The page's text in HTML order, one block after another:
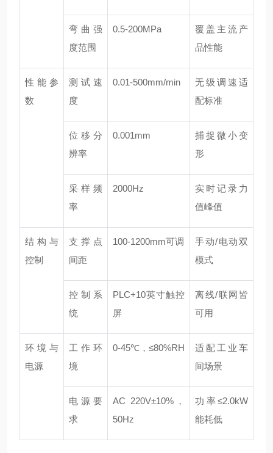
弯曲强
度范围
0.5-200MPa
覆盖主流产
品性能
性能参
数
测试速
度
0.01-500mm/min
无级调速适
配标准
位移分
辨率
0.001mm
捕捉微小变
形
采样频
率
2000Hz
实时记录力
值峰值
结构与
控制
支撑点
间距
100-1200mm可调
手动/电动双
模式
控制系
统
PLC+10英寸触控
屏
离线/联网皆
可用
环境与
电源
工作环
境
0-45℃，≤80%RH
适配工业车
间场景
电源要
求
AC 220V±10%，
50Hz
功率≤2.0kW
能耗低